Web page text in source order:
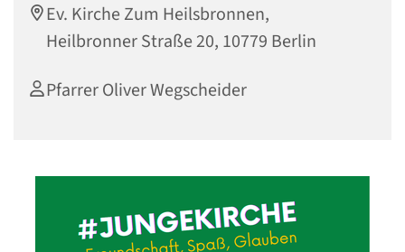
Ev. Kirche Zum Heilsbronnen,
Heilbronner Straße 20, 10779 Berlin
Pfarrer Oliver Wegscheider